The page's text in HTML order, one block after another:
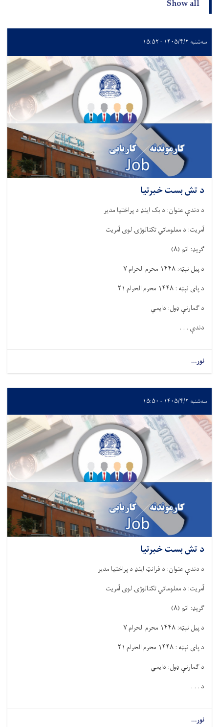
Show all
سه‌شنبه ۱۴۰۵/۴/۲ - ۱۵:۵۲
د تش بست خبرتیا
د دندې عنوان: د بک اینډ د پراختیا مدیر
آمریت: د معلوماتي تکنالوژۍ لوی آمریت
ګریډ: اتم (۸)
د پیل نېټه: ۱۴۴۸ محرم الحرام۷
د پای نېټه : ۱۴۴۸ محرم الحرام ۲۱
د ګمارنې ډول: دایمي
دندې . . .
نور...
سه‌شنبه ۱۴۰۵/۴/۲ - ۱۵:۵۰
د تش بست خبرتیا
د دندې عنوان: د فرانټ اینډ د پراختیا مدیر
آمریت: د معلوماتي تکنالوژۍ لوی آمریت
ګریډ: اتم (۸)
د پیل نېټه: ۱۴۴۸ محرم الحرام۷
د پای نېټه : ۱۴۴۸ محرم الحرام ۲۱
د ګمارنې ډول: دایمي
د . . .
نور...